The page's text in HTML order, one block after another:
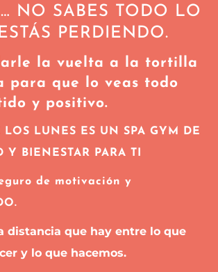
NO SABES TODO LO
PERDIENDO.
la vuelta a la tortilla
para que lo veas todo
y positivo.
LOS LUNES ES UN SPA GYM DE
Y BIENESTAR PARA TI
de motivación y
distancia que hay entre lo que
y lo que hacemos.